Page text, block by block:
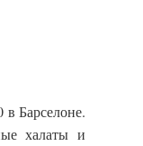
Барселоне.
халаты и